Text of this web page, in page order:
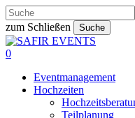
Skip
to
main
content
zum Schließen
Suche
Close
Search
0
Eventmanagement
Hochzeiten
Teilplanung